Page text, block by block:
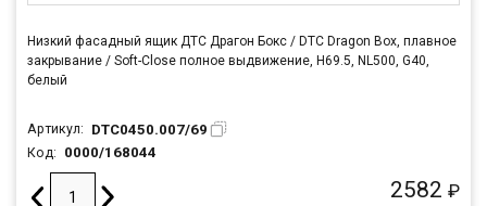
Низкий фасадный ящик ДТС Драгон Бокс / DTC Dragon Box, плавное
закрывание / Soft-Close полное выдвижение, H69.5, NL500, G40,
белый
Артикул: DTC0450.007/69
Код: 0000/168044
2582 ₽